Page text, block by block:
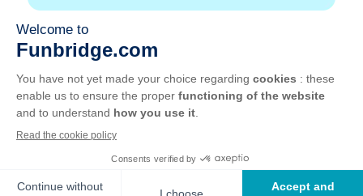
CGU
Vie privée
Gérer les cookies
©2026, GOTO Games